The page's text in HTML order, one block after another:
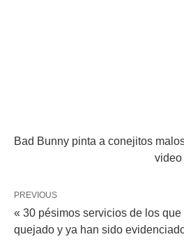
Bad Bunny pinta a conejitos
video
PREVIOUS
« 30 pésimos servicios de los
quejado y ya han sido